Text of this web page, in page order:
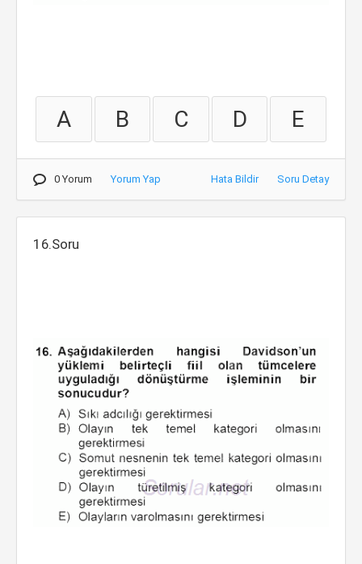
A B C D E
0 Yorum Yorum Yap Hata Bildir Soru Detay
16.Soru